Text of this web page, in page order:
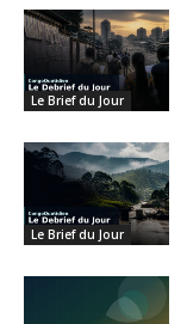
Le Brief du Jour
Le Brief du Jour